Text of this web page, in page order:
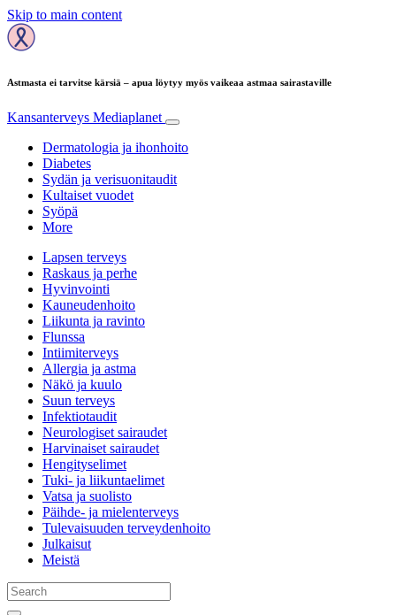
Skip to main content
Astmasta ei tarvitse kärsiä – apua löytyy myös vaikeaa astmaa sairastaville
Kansanterveys Mediaplanet
Dermatologia ja ihonhoito
Diabetes
Sydän ja verisuonitaudit
Kultaiset vuodet
Syöpä
More
Lapsen terveys
Raskaus ja perhe
Hyvinvointi
Kauneudenhoito
Liikunta ja ravinto
Flunssa
Intiimiterveys
Allergia ja astma
Näkö ja kuulo
Suun terveys
Infektiotaudit
Neurologiset sairaudet
Harvinaiset sairaudet
Hengityselimet
Tuki- ja liikuntaelimet
Vatsa ja suolisto
Päihde- ja mielenterveys
Tulevaisuuden terveydenhoito
Julkaisut
Meistä